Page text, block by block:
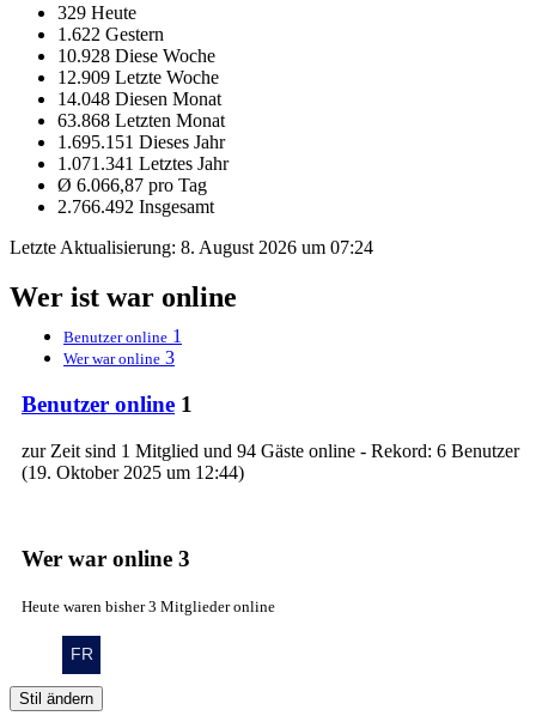
329 Heute
1.622 Gestern
10.928 Diese Woche
12.909 Letzte Woche
14.048 Diesen Monat
63.868 Letzten Monat
1.695.151 Dieses Jahr
1.071.341 Letztes Jahr
Ø 6.066,87 pro Tag
2.766.492 Insgesamt
Letzte Aktualisierung: 8. August 2026 um 07:24
Wer ist war online
Benutzer online 1
Wer war online 3
Benutzer online 1
zur Zeit sind 1 Mitglied und 94 Gäste online - Rekord: 6 Benutzer
(19. Oktober 2025 um 12:44)
Wer war online 3
Heute waren bisher 3 Mitglieder online
Stil ändern